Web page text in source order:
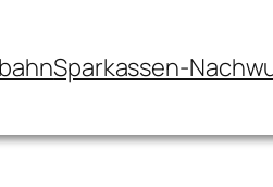
Sparkassen-